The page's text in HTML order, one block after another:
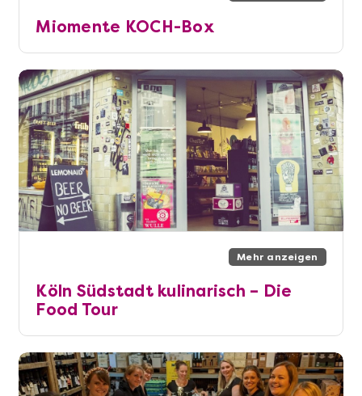
Miomente KOCH-Box
Mehr anzeigen
Köln Südstadt kulinarisch – Die
Food Tour